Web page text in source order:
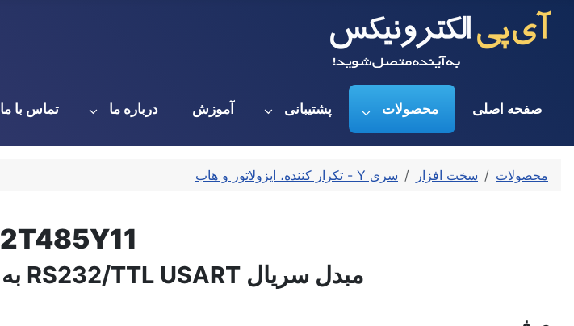
صفحه اصلی محصولات پشتیبانی آموزش درباره ما تماس با ما
محصولات سخت افزار سری Y - تکرار کننده، ایزولاتور و هاب
مبدل سریال RS232/TTL USART به RS485/RS422 ایزوله صنعتی